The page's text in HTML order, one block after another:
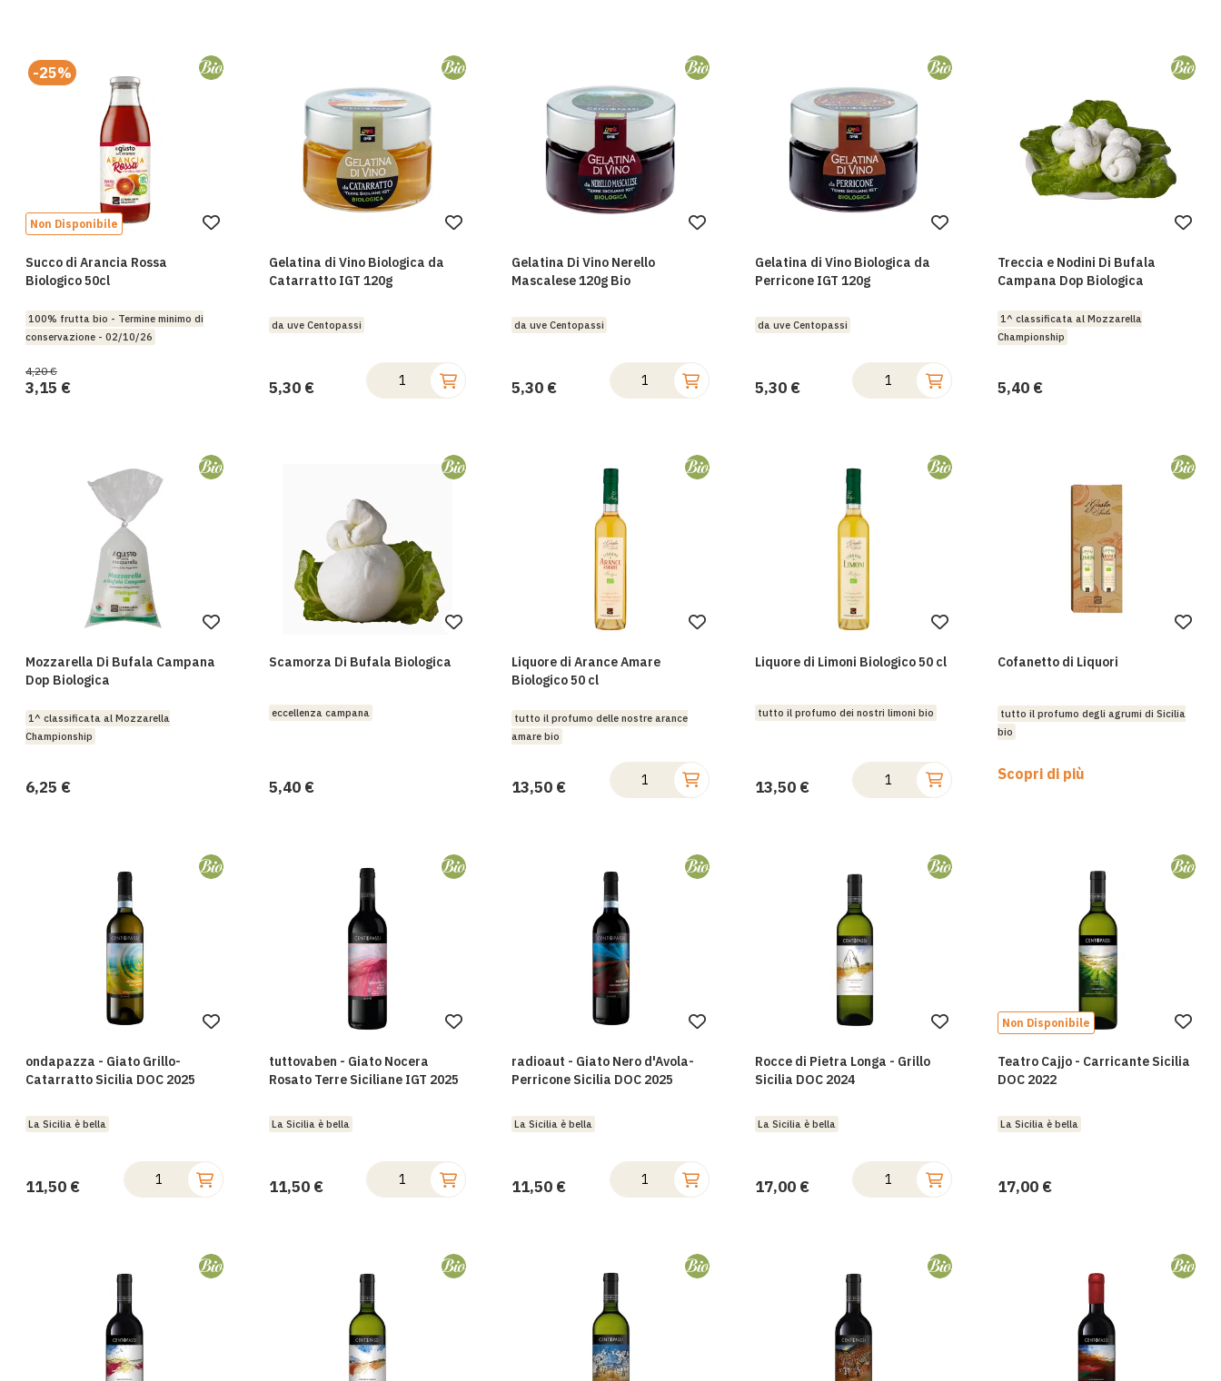
Aggiungi
Non Disponibile
Succo di Arancia Rossa
Biologico 50cl
100% frutta bio - Termine minimo di
conservazione - 02/10/26
-25%
3,15 €
4,20 €
Aggiungi
Gelatina di Vino Biologica da
Catarratto IGT 120g
da uve Centopassi
5,30 €
Aggiungi
Gelatina Di Vino Nerello
Mascalese 120g Bio
da uve Centopassi
5,30 €
Aggiungi
desideri
Gelatina di Vino Biologica da
Perricone IGT 120g
da uve Centopassi
5,30 €
Treccia e Nodini Di Bufala
Campana Dop Biologica
1^ classificata al Mozzarella
Championship
5,40 €
Aggiungi
alla
desideri
Mozzarella Di Bufala Campana
Dop Biologica
1^ classificata al Mozzarella
Championship
6,25 €
Aggiungi
desideri
Scamorza Di Bufala Biologica
eccellenza campana
5,40 €
Aggiungi
desideri
Liquore di Arance Amare
Biologico 50 cl
tutto il profumo delle nostre arance
amare bio
13,50 €
Aggiungi
alla
desideri
Liquore di Limoni Biologico 50 cl
tutto il profumo dei nostri limoni bio
13,50 €
Cofanetto di Liquori
tutto il profumo degli agrumi di Sicilia
bio
Scopri di più
Aggiungi
ondapazza - Giato Grillo-
Catarratto Sicilia DOC 2025
La Sicilia è bella
11,50 €
Aggiungi
lista
tuttovaben - Giato Nocera
Rosato Terre Siciliane IGT 2025
La Sicilia è bella
11,50 €
Aggiungi
radioaut - Giato Nero d'Avola-
Perricone Sicilia DOC 2025
La Sicilia è bella
11,50 €
Aggiungi
Rocce di Pietra Longa - Grillo
Sicilia DOC 2024
La Sicilia è bella
17,00 €
alla
Non Disponibile
Teatro Cajjo - Carricante Sicilia
DOC 2022
La Sicilia è bella
17,00 €